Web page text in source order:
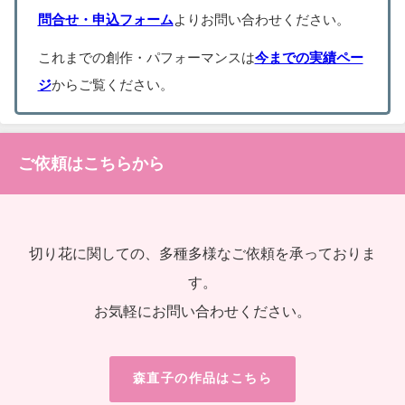
問合せ・申込フォームよりお問い合わせください。
これまでの創作・パフォーマンスは今までの実績ペー
ジからご覧ください。
ご依頼はこちらから
切り花に関しての、多種多様なご依頼を承っておりま
す。
お気軽にお問い合わせください。
森直子の作品はこちら